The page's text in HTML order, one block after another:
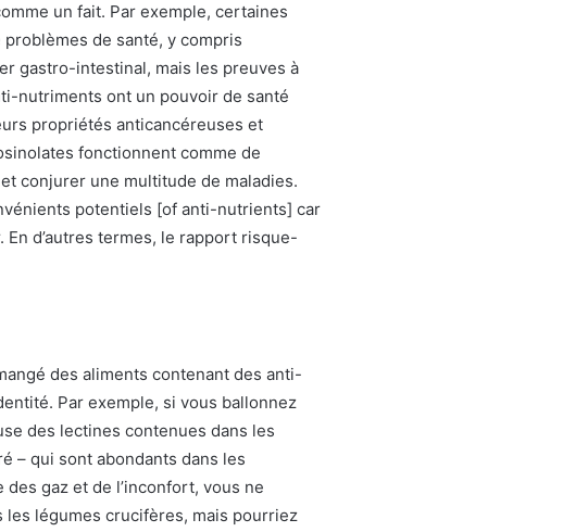
un fait. Par exemple, certaines
de santé, y compris
gastro-intestinal, mais les preuves à
nutriments ont un pouvoir de santé
propriétés anticancéreuses et
fonctionnent comme de
conjurer une multitude de maladies.
potentiels [of anti-nutrients] car
d’autres termes, le rapport risque-
des aliments contenant des anti-
Par exemple, si vous ballonnez
des lectines contenues dans les
– qui sont abondants dans les
gaz et de l’inconfort, vous ne
les légumes crucifères, mais pourriez